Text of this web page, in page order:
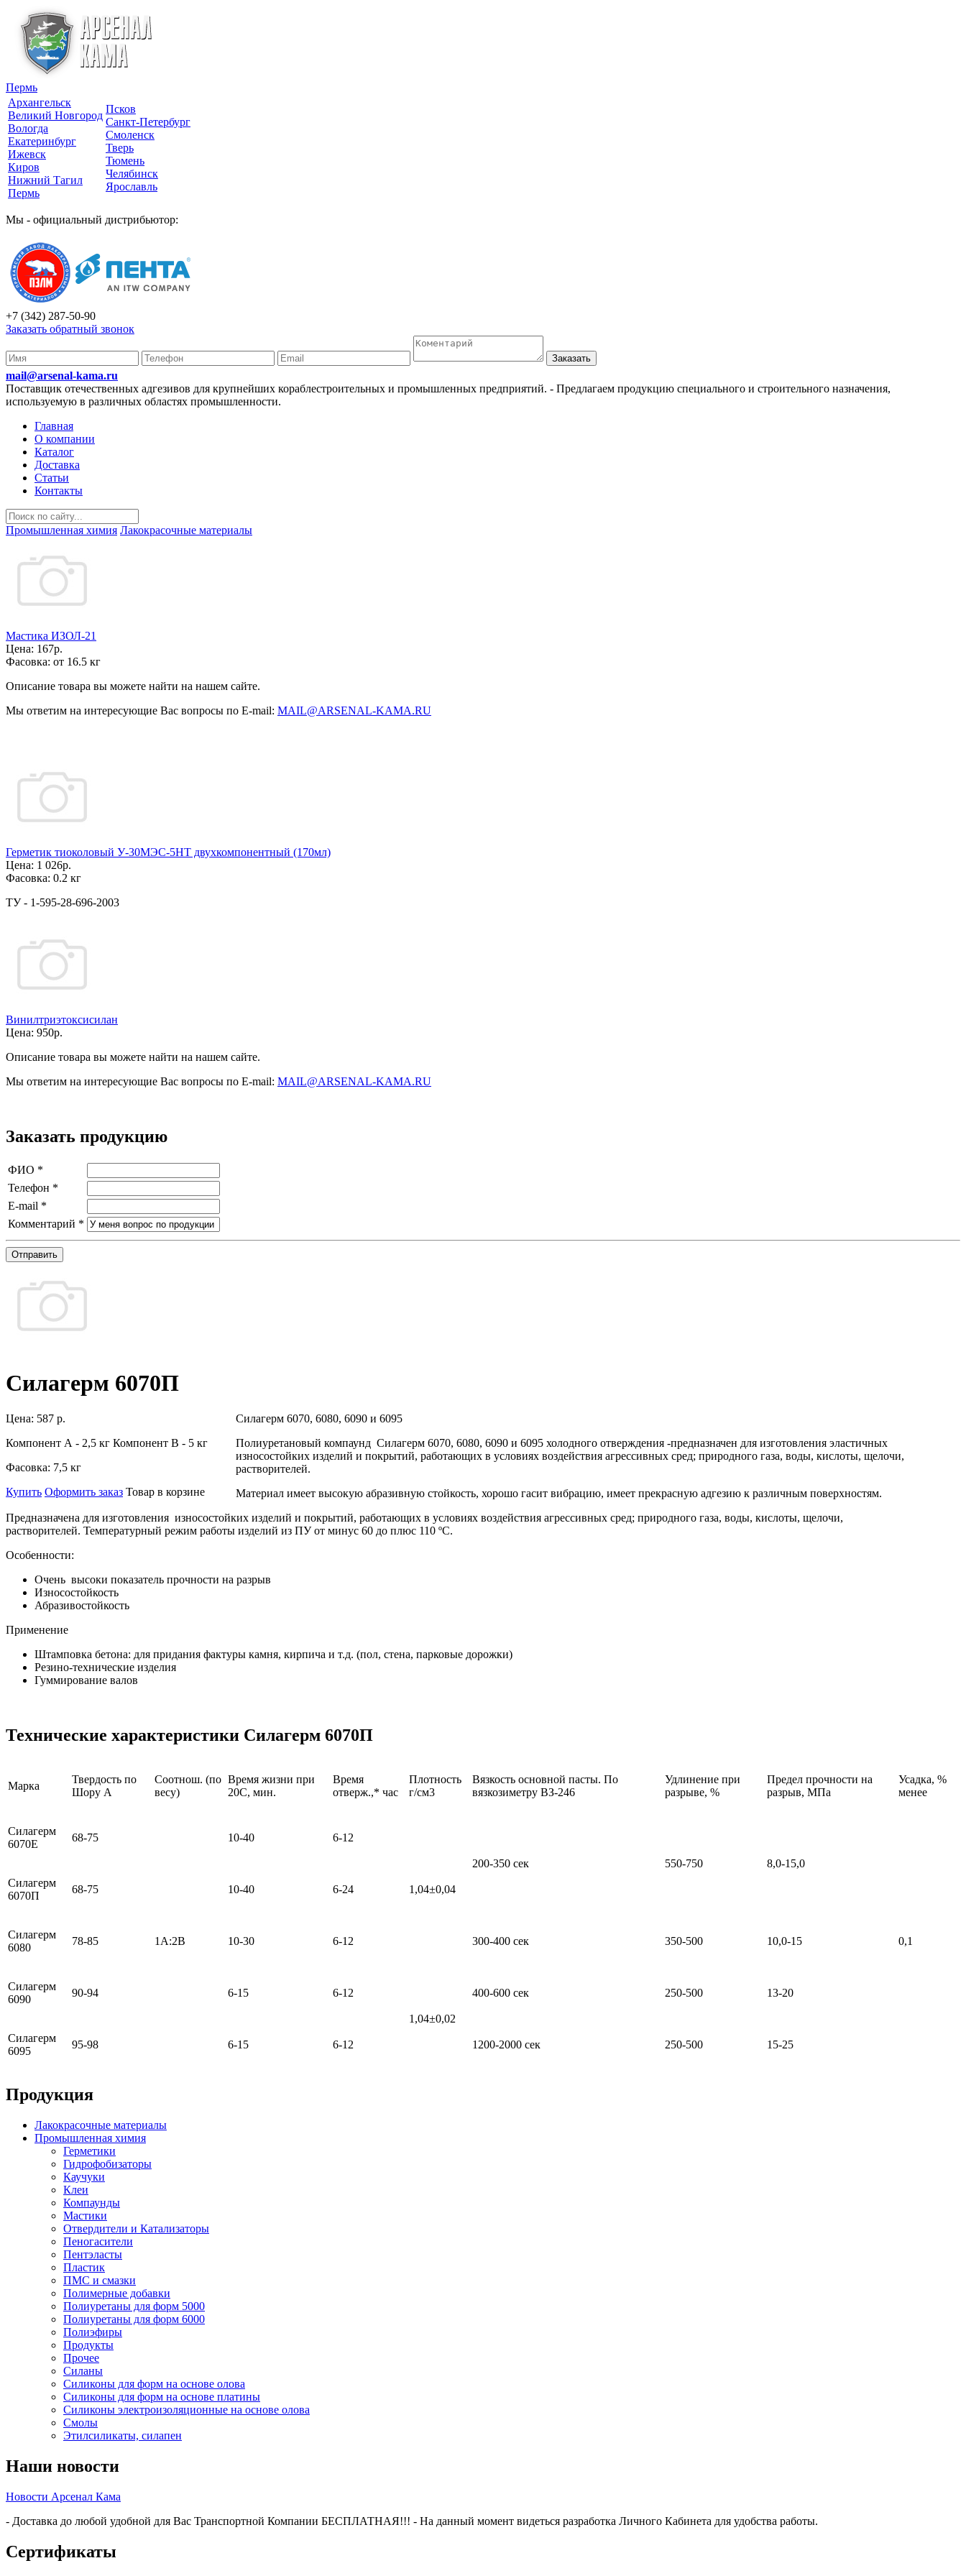
Пермь
Архангельск
Великий Новгород
Вологда
Екатеринбург
Ижевск
Киров
Нижний Тагил
Пермь
Псков
Санкт-Петербург
Смоленск
Тверь
Тюмень
Челябинск
Ярославль
Мы - официальный дистрибьютор:
+7 (342) 287-50-90
Заказать обратный звонок
Заказать
mail@arsenal-kama.ru
Поставщик отечественных адгезивов для крупнейших кораблестроительных и промышленных предприятий. - Предлагаем продукцию специального и строительного назначения,
используемую в различных областях промышленности.
Главная
О компании
Каталог
Доставка
Статьи
Контакты
Промышленная химия Лакокрасочные материалы
Мастика ИЗОЛ-21
Цена: 167р.
Фасовка: от 16.5 кг
Описание товара вы можете найти на нашем сайте.
Мы ответим на интересующие Вас вопросы по E-mail: MAIL@ARSENAL-KAMA.RU
Герметик тиоколовый У-30МЭС-5НТ двухкомпонентный (170мл)
Цена: 1 026р.
Фасовка: 0.2 кг
ТУ - 1-595-28-696-2003
Винилтриэтоксисилан
Цена: 950р.
Описание товара вы можете найти на нашем сайте.
Мы ответим на интересующие Вас вопросы по E-mail: MAIL@ARSENAL-KAMA.RU
Заказать продукцию
ФИО *
Телефон *
E-mail *
Комментарий *
Отправить
Силагерм 6070П
Цена: 587 р.
Компонент А - 2,5 кг Компонент В - 5 кг
Фасовка: 7,5 кг
Купить Оформить заказ Товар в корзине
Силагерм 6070, 6080, 6090 и 6095
Полиуретановый компаунд Силагерм 6070, 6080, 6090 и 6095 холодного отверждения -предназначен для изготовления эластичных
износостойких изделий и покрытий, работающих в условиях воздействия агрессивных сред; природного газа, воды, кислоты, щелочи,
растворителей.
Материал имеет высокую абразивную стойкость, хорошо гасит вибрацию, имеет прекрасную адгезию к различным поверхностям.
Предназначена для изготовления износостойких изделий и покрытий, работающих в условиях воздействия агрессивных сред; природного газа, воды, кислоты, щелочи,
растворителей. Температурный режим работы изделий из ПУ от минус 60 до плюс 110 ºС.
Особенности:
Очень высоки показатель прочности на разрыв
Износостойкость
Абразивостойкость
Применение
Штамповка бетона: для придания фактуры камня, кирпича и т.д. (пол, стена, парковые дорожки)
Резино-технические изделия
Гуммирование валов
Технические характеристики Силагерм 6070П
Марка
Твердость по
Шору A
Соотнош. (по
весу)
Время жизни при
20С, мин.
Время
отверж.,* час
Плотность
г/см3
Вязкость основной пасты. По
вязкозиметру ВЗ-246
Удлинение при
разрыве, %
Предел прочности на
разрыв, МПа
Усадка, %
менее
Силагерм
6070Е
68-75
1А:2В
10-40 6-12
1,04±0,04
200-350 сек 550-750 8,0-15,0
0,1
Силагерм
6070П
68-75 10-40 6-24
Силагерм
6080
78-85 10-30 6-12 300-400 сек 350-500 10,0-15
Силагерм
6090
90-94 6-15 6-12
1,04±0,02
400-600 сек 250-500 13-20
Силагерм
6095
95-98 6-15 6-12 1200-2000 сек 250-500 15-25
Продукция
Лакокрасочные материалы
Промышленная химия
Герметики
Гидрофобизаторы
Каучуки
Клеи
Компаунды
Мастики
Отвердители и Катализаторы
Пеногасители
Пентэласты
Пластик
ПМС и смазки
Полимерные добавки
Полиуретаны для форм 5000
Полиуретаны для форм 6000
Полиэфиры
Продукты
Прочее
Силаны
Силиконы для форм на основе олова
Силиконы для форм на основе платины
Силиконы электроизоляционные на основе олова
Смолы
Этилсиликаты, силапен
Наши новости
Новости Арсенал Кама
- Доставка до любой удобной для Вас Транспортной Компании БЕСПЛАТНАЯ!!! - На данный момент видеться разработка Личного Кабинета для удобства работы.
Сертификаты